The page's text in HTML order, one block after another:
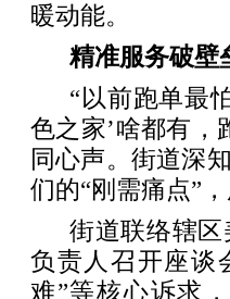
暖动能。
精准服务破壁
“以前跑单最
色之家’啥都有，
同心声。街道深
们的“刚需痛点”
街道联络辖
负责人召开座谈
难”等核心诉求